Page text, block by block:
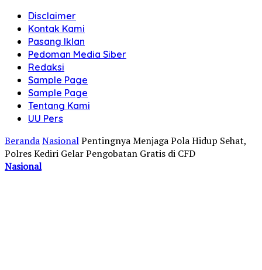
Disclaimer
Kontak Kami
Pasang Iklan
Pedoman Media Siber
Redaksi
Sample Page
Sample Page
Tentang Kami
UU Pers
BerandaNasionalPentingnya Menjaga Pola Hidup Sehat,
Polres Kediri Gelar Pengobatan Gratis di CFD
Nasional